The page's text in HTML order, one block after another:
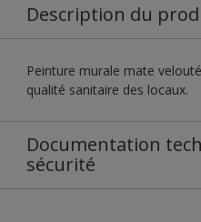
Description du
Peinture murale mate
qualité sanitaire des locaux.
Documentation
sécurité